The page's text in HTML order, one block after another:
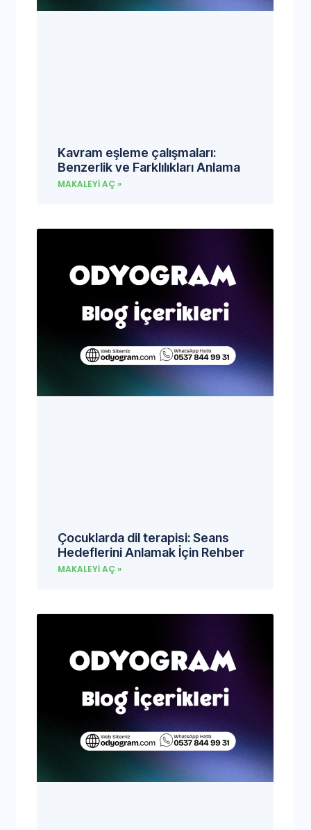
Kavram eşleme çalışmaları:
Benzerlik ve Farklılıkları Anlama
MAKALEYI AÇ »
Çocuklarda dil terapisi: Seans
Hedeflerini Anlamak İçin Rehber
MAKALEYI AÇ »